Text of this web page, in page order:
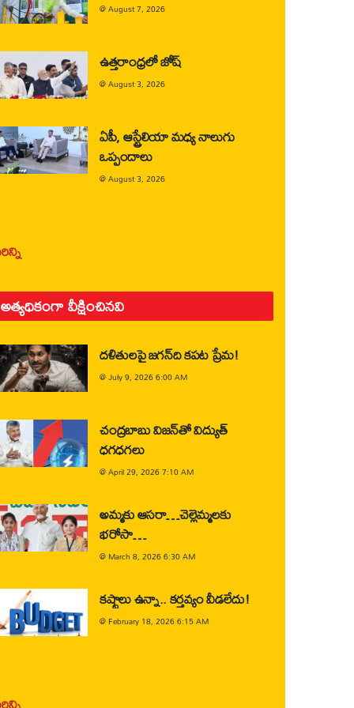
@August 7, 2026
ఉత్తరాంధ్రలో జోష్
@August 3, 2026
ఏపీ, ఆస్ట్రేలియా మధ్య నాలుగు
ఒప్పందాలు
@August 3, 2026
అత్యధికంగా వీక్షించినవి
దళితులపై జగన్‌ది కపట ప్రేమ!
@July 9, 2026 6:00 AM
చంద్రబాబు విజన్‌తో విద్యుత్
ధగధగలు
@April 29, 2026 7:10 AM
అమ్మకు ఆసరా…చెల్లెమ్మలకు
భరోసా…
@ March 8, 2026 6:30 AM
కష్టాలు ఉన్నా.. కర్తవ్యం వీడలేదు!
@February 18, 2026 6:15 AM